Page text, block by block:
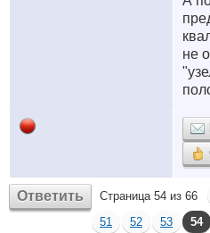
не
Ответить Страница 54 из 66
51
52 53 54